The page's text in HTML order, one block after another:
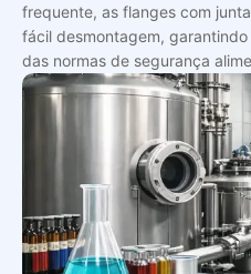
frequente, as flanges com
fácil desmontagem,
das normas de segurança